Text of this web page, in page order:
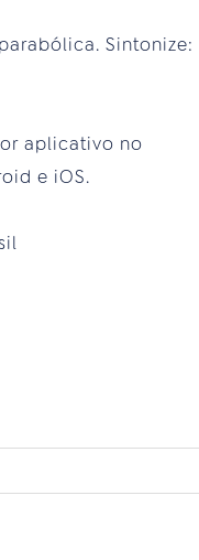
Sintonize:
aplicativo no
e iOS.